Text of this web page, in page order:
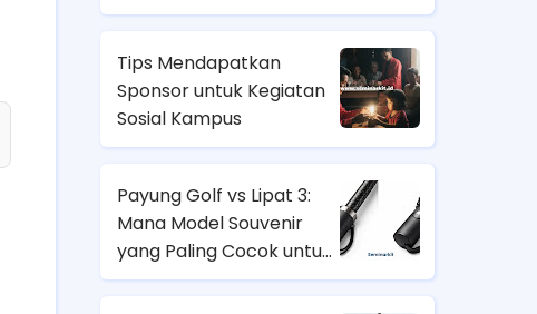
Anggaran, dan Tren
Tips Mendapatkan
Sponsor untuk Kegiatan
Sosial Kampus
Payung Golf vs Lipat 3:
Mana Model Souvenir
yang Paling Cocok untuk
Nasabah Prioritas dan